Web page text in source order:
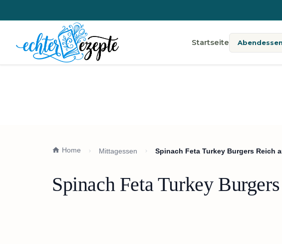
Startseite Abendessen
Home Mittagessen Spinach Feta Turkey Burgers Reich
Spinach Feta Turkey